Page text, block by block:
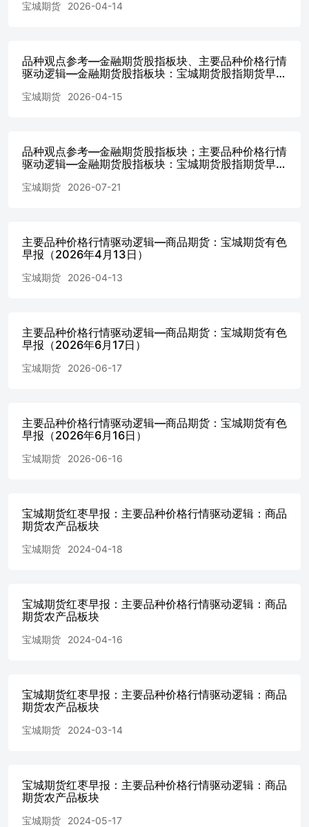
：Z0011311 姓 名 ： 涂 伟 华从 业 资 格 证 号 ：F3060359
具有中国期货业协会授予的期货从业资格证书，期货投资咨
询资格证书，本人承诺以勤勉的职业态度，独立、客观地出
具本报告。本报告清晰准确地反映了本人的研究观点。本人
不会因本报告中的具体推荐意见或观点而直接或间接接收到
任何方式发送、传播或复印本报告的全部或部分内容。 本
报告所载的全部内容只提供给客户做参考之用，并不构成对
客户的投资建议。宝城期货认为本报告所载内容及观点客观
出其它与本报告所载内容不一致或有不同结论的报告，但宝
城期货没有义务和责任去及时更新本报告涉及的内容并通知
客户。宝城期货不对因客户使用本报告而导致的损失负任何
责任。 宝城期货建议客户独自进行投资判断。本报告并不
所有并保留一切权利。
宝城期货 2026-04-14
品种观点参考—金融期货股指板块、主要品种价格行情
驱动逻辑—金融期货股指板块：宝城期货股指期货早报
宝城期货 2026-04-15
品种观点参考—金融期货股指板块；主要品种价格行情
驱动逻辑—金融期货股指板块：宝城期货股指期货早报
宝城期货 2026-07-21
主要品种价格行情驱动逻辑—商品期货：宝城期货有色
早报（2026年4月13日）
宝城期货 2026-04-13
主要品种价格行情驱动逻辑—商品期货：宝城期货有色
早报（2026年6月17日）
宝城期货 2026-06-17
主要品种价格行情驱动逻辑—商品期货：宝城期货有色
早报（2026年6月16日）
宝城期货 2026-06-16
宝城期货红枣早报：主要品种价格行情驱动逻辑：商品
期货农产品板块
宝城期货 2024-04-18
宝城期货红枣早报：主要品种价格行情驱动逻辑：商品
期货农产品板块
宝城期货 2024-04-16
宝城期货红枣早报：主要品种价格行情驱动逻辑：商品
期货农产品板块
宝城期货 2024-03-14
宝城期货红枣早报：主要品种价格行情驱动逻辑：商品
期货农产品板块
宝城期货 2024-05-17